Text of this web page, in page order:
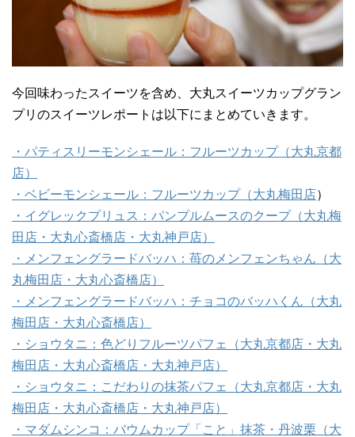
今回味わったスイーツを含め、大丸スイーツカップグラン
プリのスイーツレポートは以下にまとめていきます。
・パティスリーモンシェール：フルーツカップ（大丸京都
店）
・ベビーモンシェール：フルーツカップ（大丸梅田店）
・イグレックプリュス：パンプルムースのクープ（大丸梅
田店・大丸心斎橋店・大丸神戸店）
・メンフェングラードバッハ：苺のメンフェンちゃん（大
丸梅田店・大丸心斎橋店）
・メンフェングラードバッハ：チョコのバッハくん（大丸
梅田店・大丸心斎橋店）
・ショウタニ：色どりフルーツパフェ（大丸京都店・大丸
梅田店・大丸心斎橋店・大丸神戸店）
・ショウタニ：こだわりの抹茶パフェ（大丸京都店・大丸
梅田店・大丸心斎橋店・大丸神戸店）
・マダムシンコ：バウムカップ「こと」抹茶・丹波栗（大